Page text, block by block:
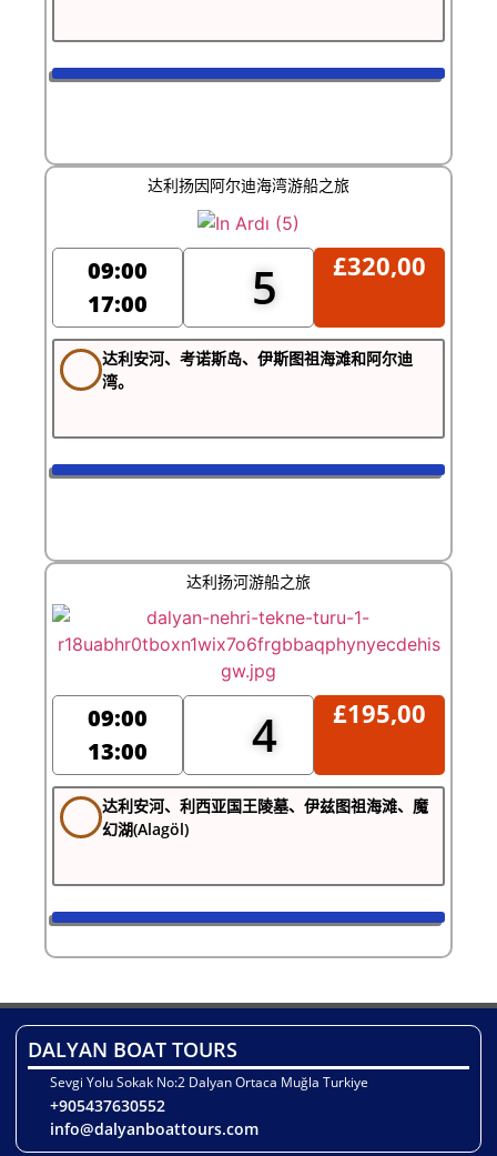
达利扬因阿尔迪海湾游船之旅
09:00
17:00
5 £320,00
达利安河、考诺斯岛、伊斯图祖海滩和阿尔迪
湾。
达利扬河游船之旅
09:00
13:00
4 £195,00
达利安河、利西亚国王陵墓、伊兹图祖海滩、魔
幻湖(Alagöl)
DALYAN BOAT TOURS
Sevgi Yolu Sokak No:2 Dalyan Ortaca Muğla Turkiye
+905437630552
info@dalyanboattours.com